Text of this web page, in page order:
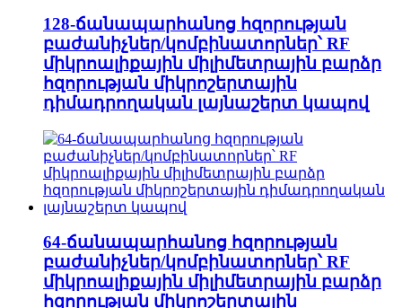
128-ճանապարհանոց հզորության
բաժանիչներ/կոմբինատորներ՝ RF
միկրոալիքային միլիմետրային բարձր
հզորության միկրոշերտային
դիմադրողական լայնաշերտ կապով
64-ճանապարհանոց հզորության
բաժանիչներ/կոմբինատորներ՝ RF
միկրոալիքային միլիմետրային բարձր
հզորության միկրոշերտային